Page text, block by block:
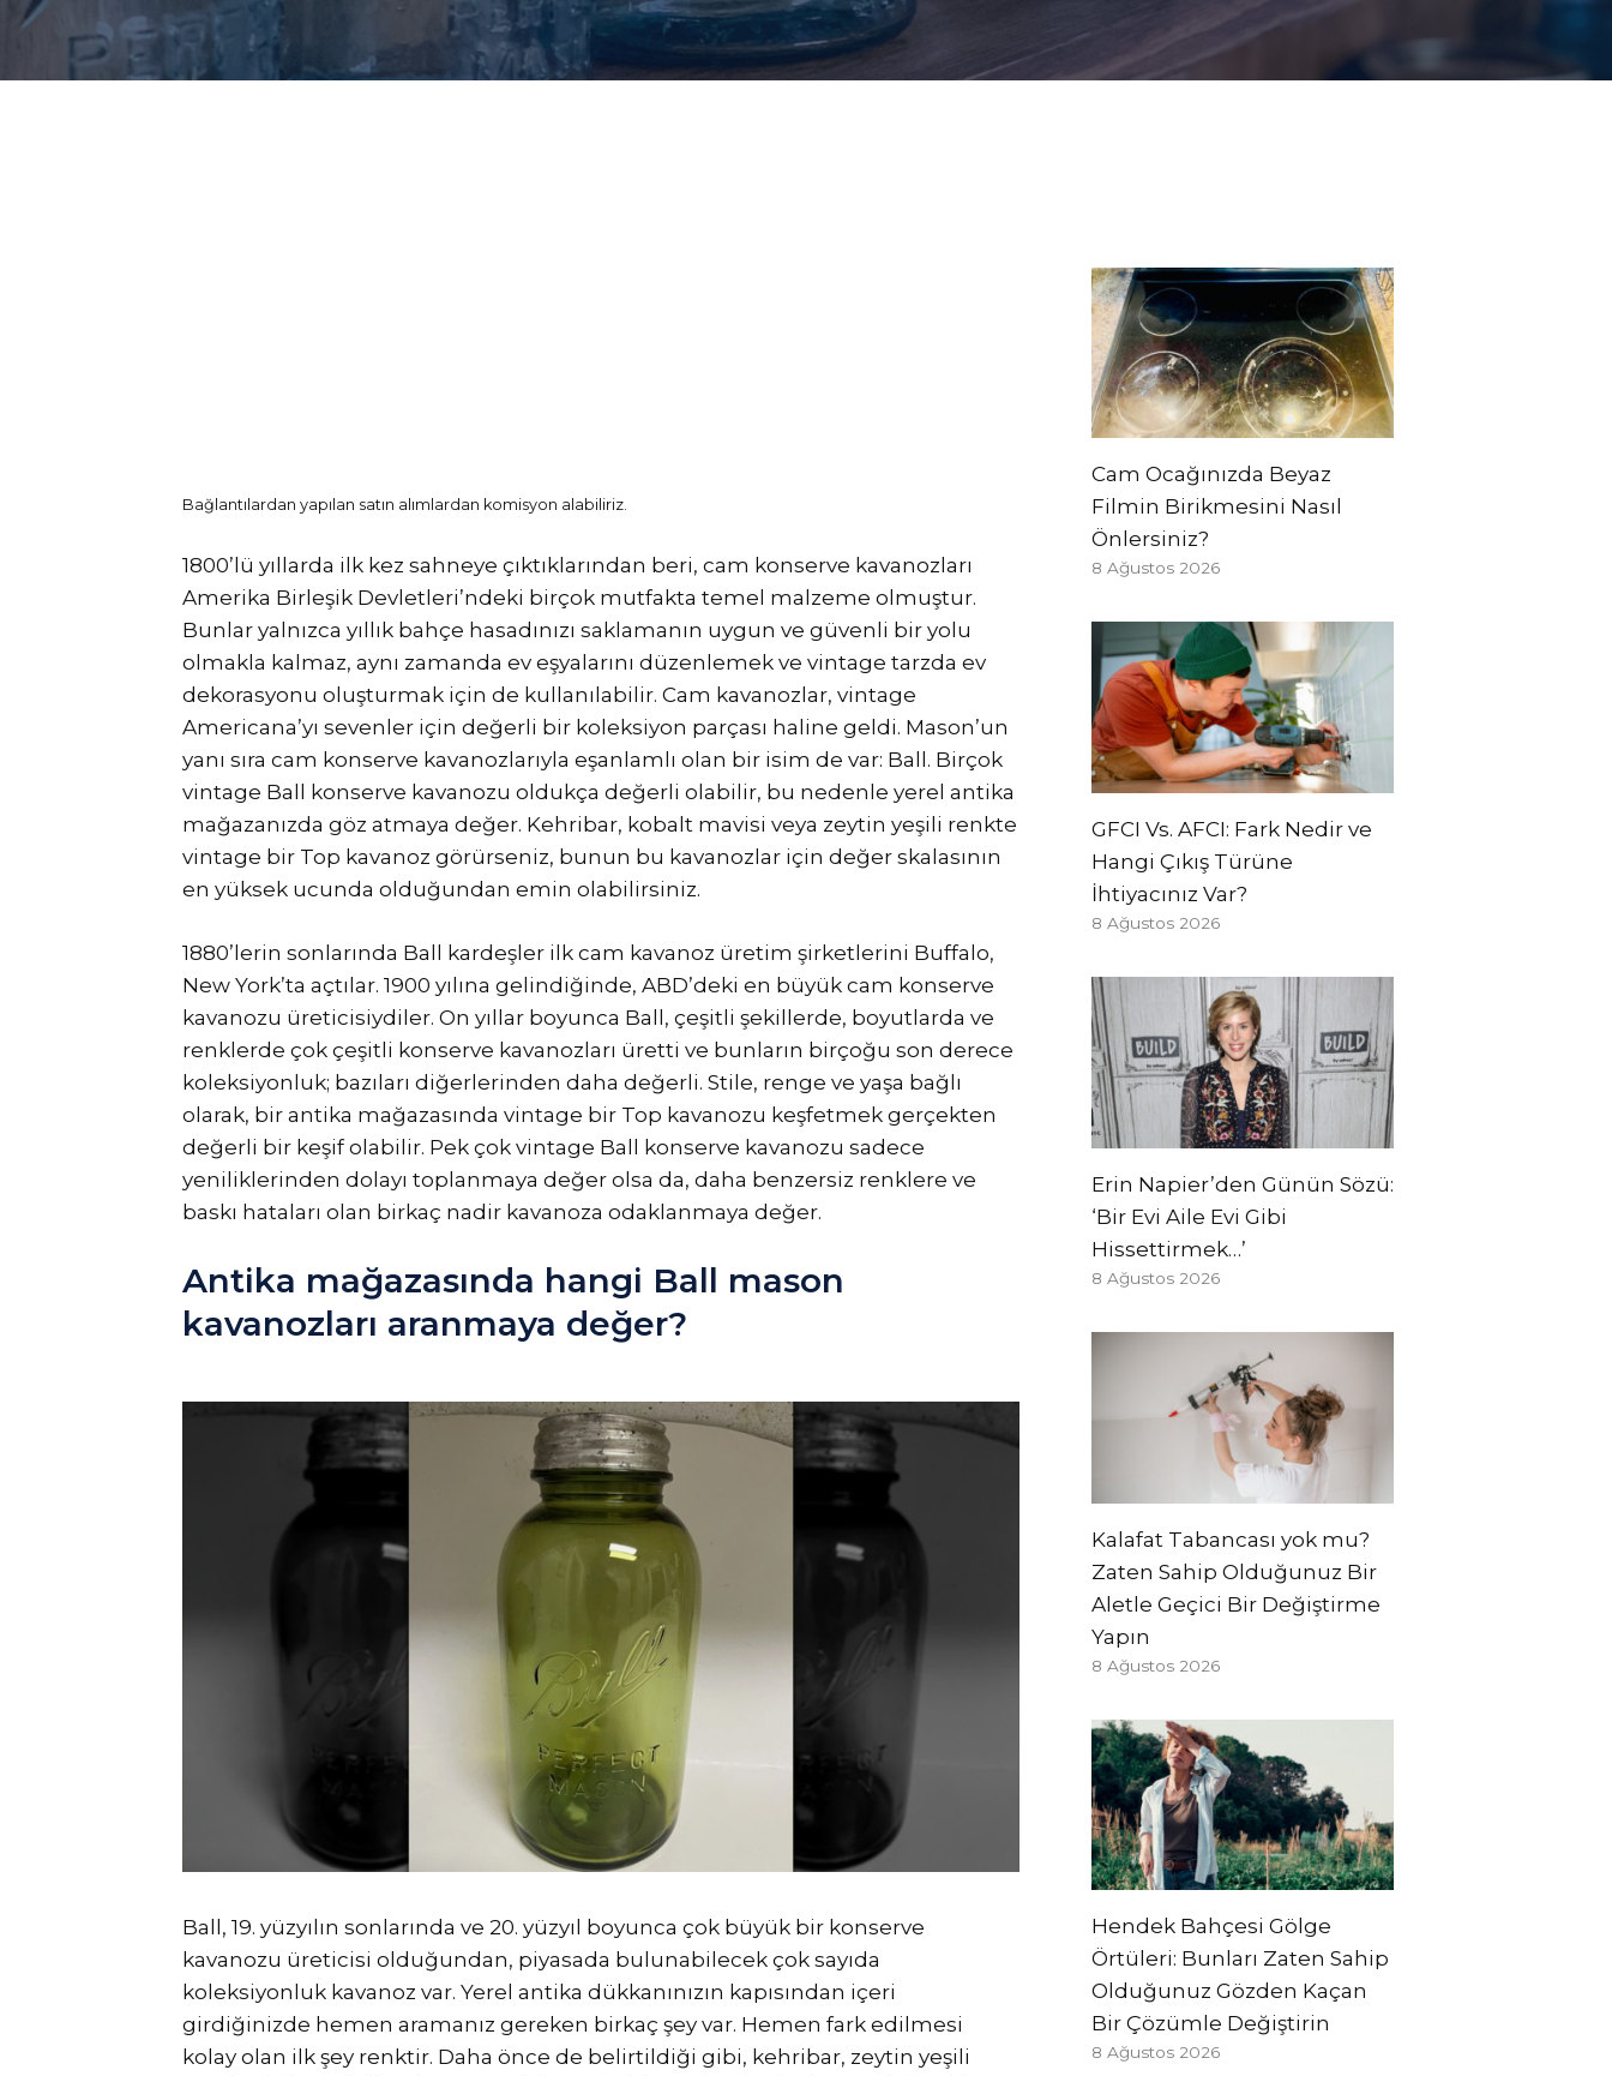
Bağlantılardan yapılan satın alımlardan komisyon alabiliriz.
1800’lü yıllarda ilk kez sahneye çıktıklarından beri, cam konserve kavanozları
Amerika Birleşik Devletleri’ndeki birçok mutfakta temel malzeme olmuştur.
Bunlar yalnızca yıllık bahçe hasadınızı saklamanın uygun ve güvenli bir yolu
olmakla kalmaz, aynı zamanda ev eşyalarını düzenlemek ve vintage tarzda ev
dekorasyonu oluşturmak için de kullanılabilir. Cam kavanozlar, vintage
Americana’yı sevenler için değerli bir koleksiyon parçası haline geldi. Mason’un
yanı sıra cam konserve kavanozlarıyla eşanlamlı olan bir isim de var: Ball. Birçok
vintage Ball konserve kavanozu oldukça değerli olabilir, bu nedenle yerel antika
mağazanızda göz atmaya değer. Kehribar, kobalt mavisi veya zeytin yeşili renkte
vintage bir Top kavanoz görürseniz, bunun bu kavanozlar için değer skalasının
en yüksek ucunda olduğundan emin olabilirsiniz.
1880’lerin sonlarında Ball kardeşler ilk cam kavanoz üretim şirketlerini Buffalo,
New York’ta açtılar. 1900 yılına gelindiğinde, ABD’deki en büyük cam konserve
kavanozu üreticisiydiler. On yıllar boyunca Ball, çeşitli şekillerde, boyutlarda ve
renklerde çok çeşitli konserve kavanozları üretti ve bunların birçoğu son derece
koleksiyonluk; bazıları diğerlerinden daha değerli. Stile, renge ve yaşa bağlı
olarak, bir antika mağazasında vintage bir Top kavanozu keşfetmek gerçekten
değerli bir keşif olabilir. Pek çok vintage Ball konserve kavanozu sadece
yeniliklerinden dolayı toplanmaya değer olsa da, daha benzersiz renklere ve
baskı hataları olan birkaç nadir kavanoza odaklanmaya değer.
Antika mağazasında hangi Ball mason
kavanozları aranmaya değer?
Ball, 19. yüzyılın sonlarında ve 20. yüzyıl boyunca çok büyük bir konserve
kavanozu üreticisi olduğundan, piyasada bulunabilecek çok sayıda
koleksiyonluk kavanoz var. Yerel antika dükkanınızın kapısından içeri
girdiğinizde hemen aramanız gereken birkaç şey var. Hemen fark edilmesi
kolay olan ilk şey renktir. Daha önce de belirtildiği gibi, kehribar, zeytin yeşili
Cam Ocağınızda Beyaz
Filmin Birikmesini Nasıl
Önlersiniz?
8 Ağustos 2026
GFCI Vs. AFCI: Fark Nedir ve
Hangi Çıkış Türüne
İhtiyacınız Var?
8 Ağustos 2026
Erin Napier’den Günün Sözü:
‘Bir Evi Aile Evi Gibi
Hissettirmek…’
8 Ağustos 2026
Kalafat Tabancası yok mu?
Zaten Sahip Olduğunuz Bir
Aletle Geçici Bir Değiştirme
Yapın
8 Ağustos 2026
Hendek Bahçesi Gölge
Örtüleri: Bunları Zaten Sahip
Olduğunuz Gözden Kaçan
Bir Çözümle Değiştirin
8 Ağustos 2026